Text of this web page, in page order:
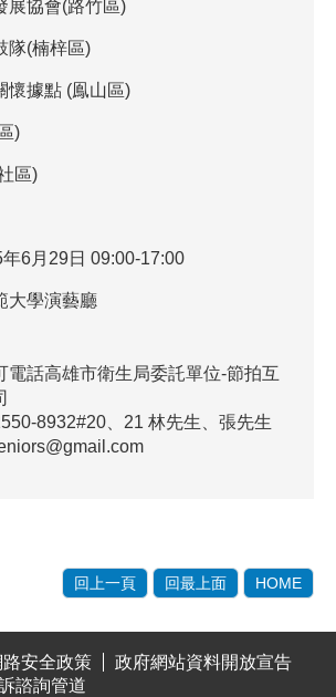
展協會(路竹區)
隊(楠梓區)
懷據點 (鳯山區)
)
區)
6月29日 09:00-17:00
大學演藝廳
電話高雄市衛生局委託單位-節拍互
8932#20、21 林先生、張先生
回上一頁 回最上面 HOME
路安全政策
政府網站資料開放宣告
諮詢管道